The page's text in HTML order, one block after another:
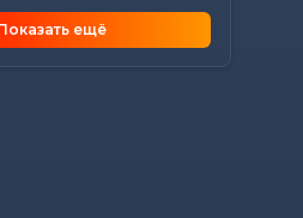
16:27
собирать
клюкву на
ещё